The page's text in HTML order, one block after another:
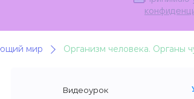
мир Организм человека. Органы
Видеоурок